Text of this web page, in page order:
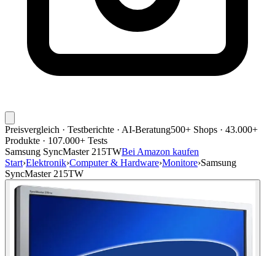
Preisvergleich · Testberichte · AI-Beratung500+ Shops · 43.000+
Produkte · 107.000+ Tests
Samsung SyncMaster 215TWBei Amazon kaufen
Start›Elektronik›Computer & Hardware›Monitore›Samsung
SyncMaster 215TW